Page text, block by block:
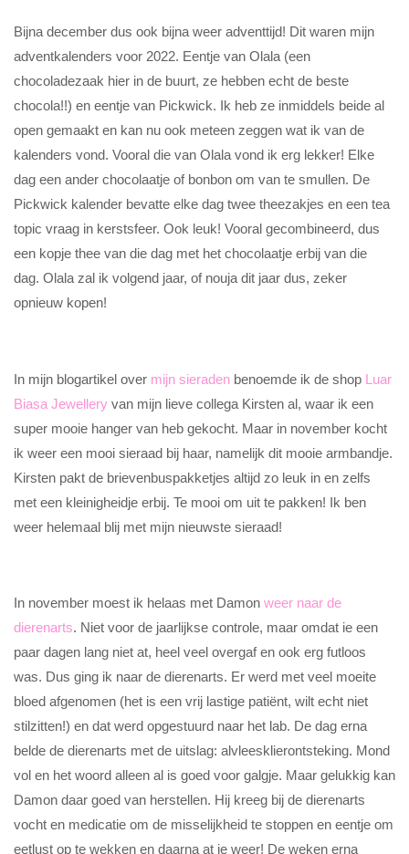
Bijna december dus ook bijna weer adventtijd! Dit waren mijn
adventkalenders voor 2022. Eentje van Olala (een
chocoladezaak hier in de buurt, ze hebben echt de beste
chocola!!) en eentje van Pickwick. Ik heb ze inmiddels beide al
open gemaakt en kan nu ook meteen zeggen wat ik van de
kalenders vond. Vooral die van Olala vond ik erg lekker! Elke
dag een ander chocolaatje of bonbon om van te smullen. De
Pickwick kalender bevatte elke dag twee theezakjes en een tea
topic vraag in kerstsfeer. Ook leuk! Vooral gecombineerd, dus
een kopje thee van die dag met het chocolaatje erbij van die
dag. Olala zal ik volgend jaar, of nouja dit jaar dus, zeker
opnieuw kopen!
In mijn blogartikel over mijn sieraden benoemde ik de shop Luar
Biasa Jewellery van mijn lieve collega Kirsten al, waar ik een
super mooie hanger van heb gekocht. Maar in november kocht
ik weer een mooi sieraad bij haar, namelijk dit mooie armbandje.
Kirsten pakt de brievenbuspakketjes altijd zo leuk in en zelfs
met een kleinigheidje erbij. Te mooi om uit te pakken! Ik ben
weer helemaal blij met mijn nieuwste sieraad!
In november moest ik helaas met Damon weer naar de
dierenarts. Niet voor de jaarlijkse controle, maar omdat ie een
paar dagen lang niet at, heel veel overgaf en ook erg futloos
was. Dus ging ik naar de dierenarts. Er werd met veel moeite
bloed afgenomen (het is een vrij lastige patiënt, wilt echt niet
stilzitten!) en dat werd opgestuurd naar het lab. De dag erna
belde de dierenarts met de uitslag: alvleesklierontsteking. Mond
vol en het woord alleen al is goed voor galgje. Maar gelukkig kan
Damon daar goed van herstellen. Hij kreeg bij de dierenarts
vocht en medicatie om de misselijkheid te stoppen en eentje om
eetlust op te wekken en daarna at ie weer! De weken erna